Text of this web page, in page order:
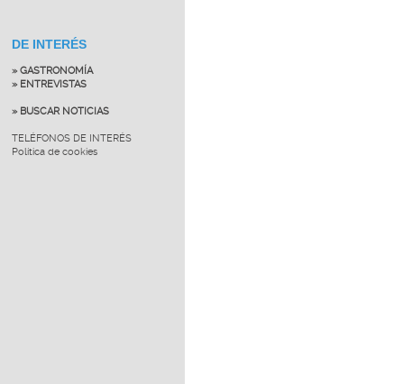
DE INTERÉS
» GASTRONOMÍA
» ENTREVISTAS
» BUSCAR NOTICIAS
TELÉFONOS DE INTERÉS
Política de cookies